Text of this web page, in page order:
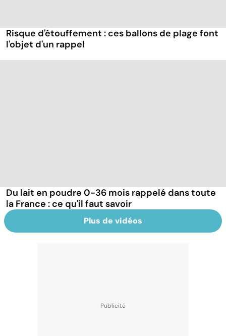
Risque d'étouffement : ces ballons de plage font
l'objet d'un rappel
Du lait en poudre 0-36 mois rappelé dans toute
la France : ce qu'il faut savoir
Plus de vidéos